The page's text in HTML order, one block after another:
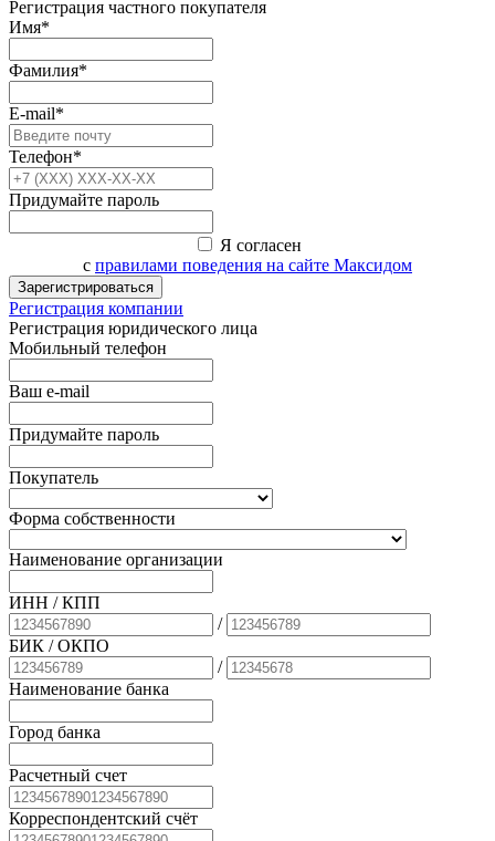
Регистрация частного покупателя
Имя*
Фамилия*
E-mail*
Телефон*
Придумайте пароль
Я согласен
с правилами поведения на сайте Максидом
Зарегистрироваться
Регистрация компании
Регистрация юридического лица
Мобильный телефон
Ваш e-mail
Придумайте пароль
Покупатель
Форма собственности
Наименование организации
ИНН / КПП
/
БИК / ОКПО
/
Наименование банка
Город банка
Расчетный счет
Корреспондентский счёт